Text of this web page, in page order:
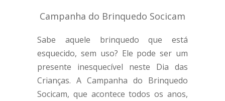
Campanha do Brinquedo Socicam
Sabe aquele brinquedo que está
esquecido, sem uso? Ele pode ser um
presente inesquecível neste Dia das
Crianças. A Campanha do Brinquedo
Socicam, que acontece todos os anos,